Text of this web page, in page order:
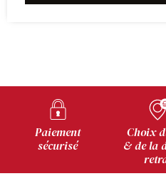
Paiement
sécurisé
Choix
& de la